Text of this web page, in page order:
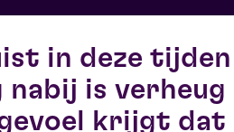
in deze tijden
is verheug
krijgt dat